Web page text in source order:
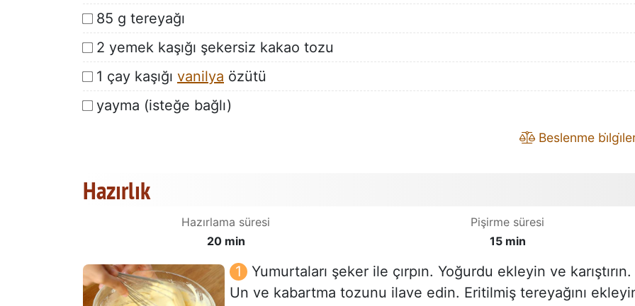
85 g tereyağı
2 yemek kaşığı şekersiz kakao tozu
1 çay kaşığı vanilya özütü
yayma (isteğe bağlı)
Beslenme
Hazırlık
Hazırlama süresi
20 min
Pişirme süresi
15 min
Yumurtaları şeker ile çırpın. Yoğurdu ekleyin ve karıştırın.
Un ve kabartma tozunu ilave edin. Eritilmiş tereyağını